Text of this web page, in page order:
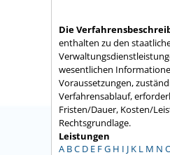
Die
enthalten zu den
wesentlichen
Voraussetzungen,
Verfahrensablauf,
Fristen/Dauer, Kosten/
Rechtsgrundlage.
Leistungen
A BC D E FG H I J K L M N